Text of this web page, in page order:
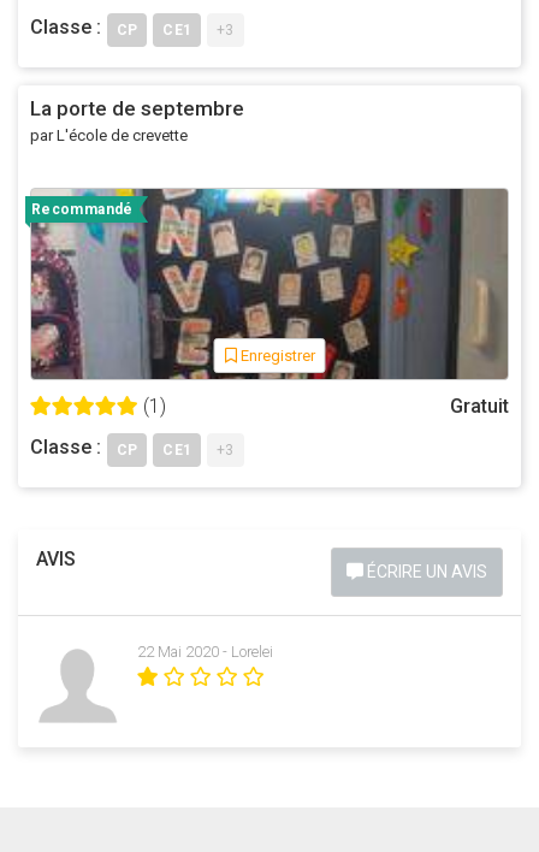
Classe : CP CE1 +3
La porte de septembre
par L'école de crevette
Recommandé
Enregistrer
(1)
Gratuit
Classe :
CP CE1 +3
AVIS
ÉCRIRE UN AVIS
22 Mai 2020 - Lorelei